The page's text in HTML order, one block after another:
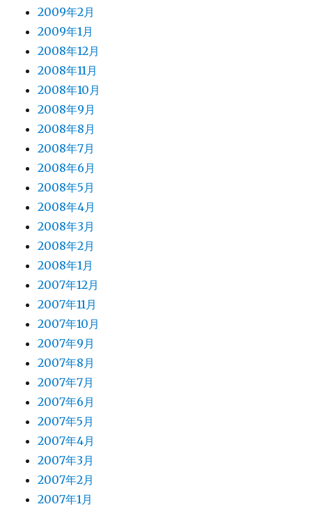
2009年2月
2009年1月
2008年12月
2008年11月
2008年10月
2008年9月
2008年8月
2008年7月
2008年6月
2008年5月
2008年4月
2008年3月
2008年2月
2008年1月
2007年12月
2007年11月
2007年10月
2007年9月
2007年8月
2007年7月
2007年6月
2007年5月
2007年4月
2007年3月
2007年2月
2007年1月